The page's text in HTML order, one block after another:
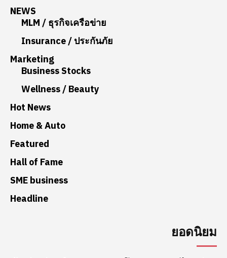
NEWS
MLM / ธุรกิจเครือข่าย
Insurance / ประกันภัย
Marketing
Business Stocks
Wellness / Beauty
Hot News
Home & Auto
Featured
Hall of Fame
SME business
Headline
ยอดนิยม